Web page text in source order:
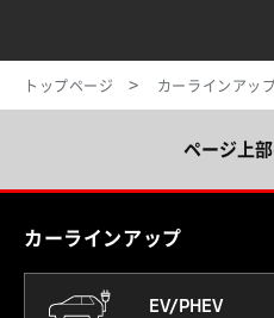
トップページ カーラインアッ
ページ上
カーラインアップ
EV/PHEV